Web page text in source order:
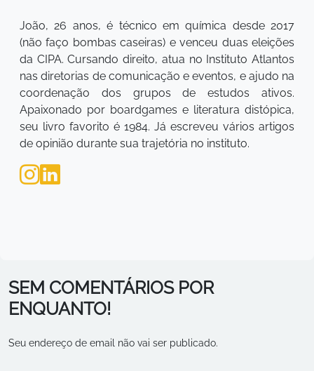
João, 26 anos, é técnico em química desde 2017
(não faço bombas caseiras) e venceu duas eleições
da CIPA. Cursando direito, atua no Instituto Atlantos
nas diretorias de comunicação e eventos, e ajudo na
coordenação dos grupos de estudos ativos.
Apaixonado por boardgames e literatura distópica,
seu livro favorito é 1984. Já escreveu vários artigos
de opinião durante sua trajetória no instituto.
SEM COMENTÁRIOS POR
ENQUANTO!
Seu endereço de email não vai ser publicado.